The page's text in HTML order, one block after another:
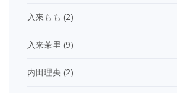
入來もも (2)
入来茉里 (9)
内田理央 (2)